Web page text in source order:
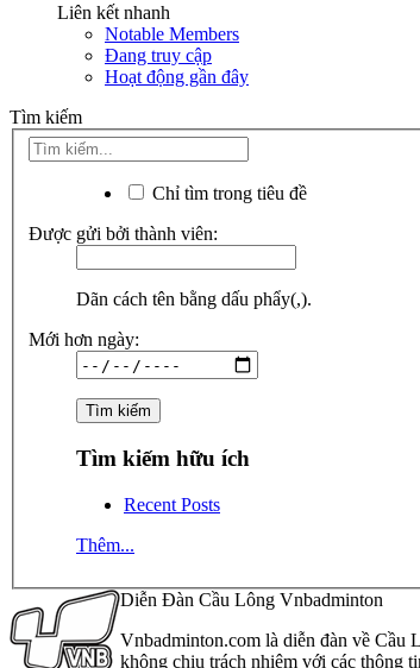
Liên kết nhanh
Notable Members
Đang truy cập
Hoạt động gần đây
Tìm kiếm
Chỉ tìm trong tiêu đề
Được gửi bởi thành viên:
Dãn cách tên bằng dấu phẩy(,).
Mới hơn ngày:
Tìm kiếm hữu ích
Recent Posts
Thêm...
Diễn Đàn Cầu Lông Vnbadminton
Vnbadminton.com là diễn đàn về Cầu
không chịu trách nhiệm với các thông